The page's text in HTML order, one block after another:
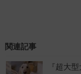
関連記事
『超大